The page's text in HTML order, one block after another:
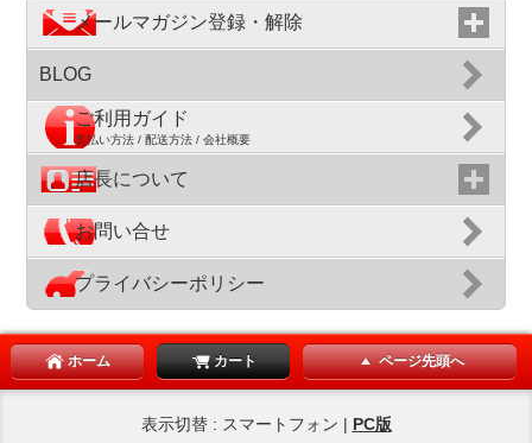
メールマガジン登録・解除
BLOG
ご利用ガイド
支払い方法 / 配送方法 / 会社概要
店長について
お問い合せ
プライバシーポリシー
ホーム カート ページ先頭へ
表示切替 : スマートフォン | PC版